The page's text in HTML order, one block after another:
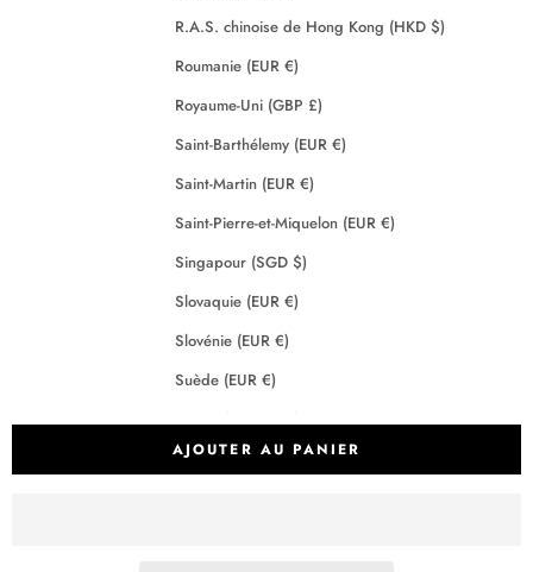
AJOUTER AU PANIER
R.A.S. chinoise de Hong Kong (HKD $)
Roumanie (EUR €)
Royaume-Uni (GBP £)
Saint-Barthélemy (EUR €)
Saint-Martin (EUR €)
Saint-Pierre-et-Miquelon (EUR €)
Singapour (SGD $)
Slovaquie (EUR €)
Slovénie (EUR €)
Suède (EUR €)
Tchéquie (EUR €)